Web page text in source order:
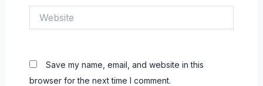
Save my name, email, and website in this
browser for the next time I comment.